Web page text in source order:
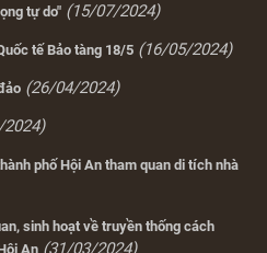
tự do" (15/07/2024)
tế Bảo tàng 18/5 (16/05/2024)
(26/04/2024)
phố Hội An tham quan di tích nhà
sinh hoạt về truyền thống cách
An